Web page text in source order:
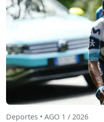
Deportes • AGO 1 / 2026